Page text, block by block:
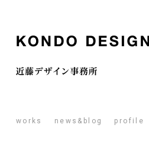
works news&blog profile